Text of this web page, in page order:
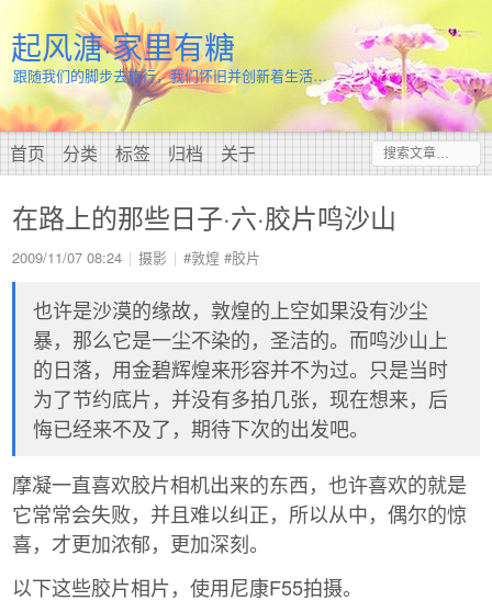
起风溏·家里有糖
跟随我们的脚步去旅行，我们怀旧并创新着生活…
首页 分类 标签 归档 关于
在路上的那些日子·六·胶片鸣沙山
2009/11/07 08:24 摄影 #敦煌 #胶片
也许是沙漠的缘故，敦煌的上空如果没有沙尘
暴，那么它是一尘不染的，圣洁的。而鸣沙山上
的日落，用金碧辉煌来形容并不为过。只是当时
为了节约底片，并没有多拍几张，现在想来，后
悔已经来不及了，期待下次的出发吧。
摩凝一直喜欢胶片相机出来的东西，也许喜欢的就是
它常常会失败，并且难以纠正，所以从中，偶尔的惊
喜，才更加浓郁，更加深刻。
以下这些胶片相片，使用尼康F55拍摄。